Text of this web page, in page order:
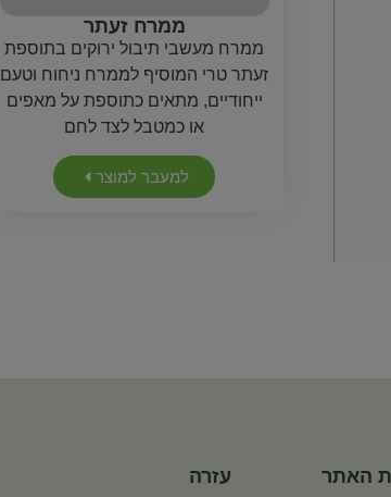
ממרח זעתר
ממרח מעשבי תיבול ירוקים בתוספת
זעתר טרי המוסיף לממרח ניחוח וטעם
ייחודיים, מתאים כתוספת על מאפים
או כמטבל לצד לחם
למעבר למוצר
האתר עזרה